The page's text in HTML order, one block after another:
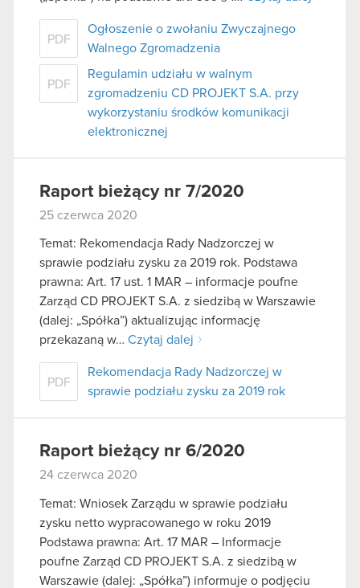
PDF
Ogłoszenie o zwołaniu Zwyczajnego
Walnego Zgromadzenia
PDF
Regulamin udziału w walnym
zgromadzeniu CD PROJEKT S.A. przy
wykorzystaniu środków komunikacji
elektronicznej
Raport bieżący nr 7/2020
25 czerwca 2020
Temat: Rekomendacja Rady Nadzorczej w
sprawie podziału zysku za 2019 rok. Podstawa
prawna: Art. 17 ust. 1 MAR – informacje poufne
Zarząd CD PROJEKT S.A. z siedzibą w Warszawie
(dalej: „Spółka”) aktualizując informację
przekazaną w… Czytaj dalej
PDF
Rekomendacja Rady Nadzorczej w
sprawie podziału zysku za 2019 rok
Raport bieżący nr 6/2020
24 czerwca 2020
Temat: Wniosek Zarządu w sprawie podziału
zysku netto wypracowanego w roku 2019
Podstawa prawna: Art. 17 MAR – Informacje
poufne Zarząd CD PROJEKT S.A. z siedzibą w
Warszawie (dalej: „Spółka”) informuje o podjęciu